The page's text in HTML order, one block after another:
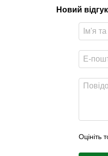
Новий
Оцініть